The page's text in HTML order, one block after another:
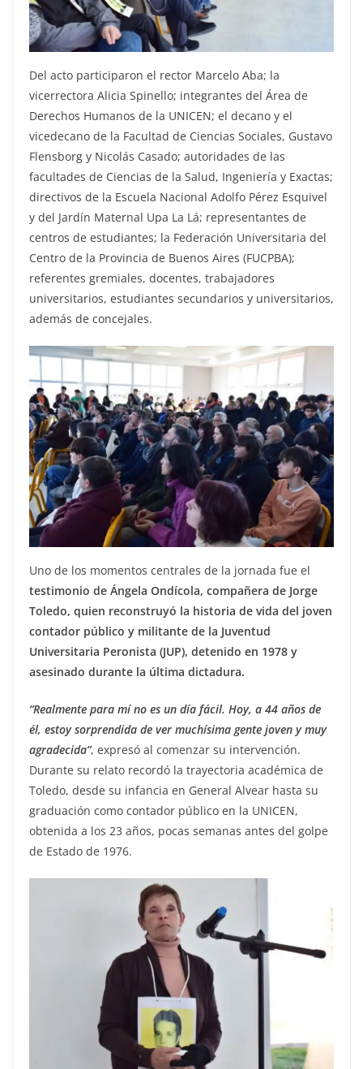
Del acto participaron el rector Marcelo Aba; la
vicerrectora Alicia Spinello; integrantes del Área de
Derechos Humanos de la UNICEN; el decano y el
vicedecano de la Facultad de Ciencias Sociales, Gustavo
Flensborg y Nicolás Casado; autoridades de las
facultades de Ciencias de la Salud, Ingeniería y Exactas;
directivos de la Escuela Nacional Adolfo Pérez Esquivel
y del Jardín Maternal Upa La Lá; representantes de
centros de estudiantes; la Federación Universitaria del
Centro de la Provincia de Buenos Aires (FUCPBA);
referentes gremiales, docentes, trabajadores
universitarios, estudiantes secundarios y universitarios,
además de concejales.
Uno de los momentos centrales de la jornada fue el
testimonio de Ángela Ondícola, compañera de Jorge
Toledo, quien reconstruyó la historia de vida del joven
contador público y militante de la Juventud
Universitaria Peronista (JUP), detenido en 1978 y
asesinado durante la última dictadura.
“Realmente para mí no es un día fácil. Hoy, a 44 años de
él, estoy sorprendida de ver muchísima gente joven y muy
agradecida”, expresó al comenzar su intervención.
Durante su relato recordó la trayectoria académica de
Toledo, desde su infancia en General Alvear hasta su
graduación como contador público en la UNICEN,
obtenida a los 23 años, pocas semanas antes del golpe
de Estado de 1976.